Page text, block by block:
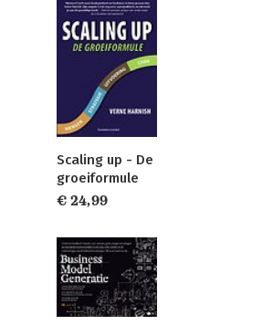
Scaling up - De
groeiformule
€ 24,99